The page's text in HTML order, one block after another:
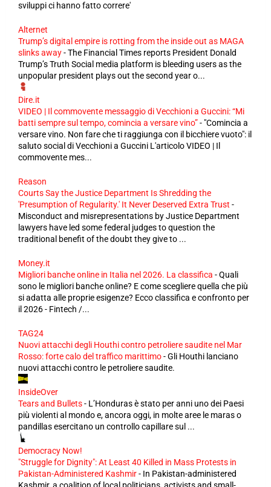
sviluppi ci hanno fatto correre'
Alternet
Trump’s digital empire is rotting from the inside out as MAGA
slinks away-The Financial Times reports President Donald
Trump’s Truth Social media platform is bleeding users as the
unpopular president plays out the second year o...
Dire.it
VIDEO | Il commovente messaggio di Vecchioni a Guccini: “Mi
batti sempre sul tempo, comincia a versare vino”- "Comincia a
versare vino. Non fare che ti raggiunga con il bicchiere vuoto": il
saluto social di Vecchioni a Guccini L'articolo VIDEO | Il
commovente mes...
Reason
Courts Say the Justice Department Is Shredding the
'Presumption of Regularity.' It Never Deserved Extra Trust -
Misconduct and misrepresentations by Justice Department
lawyers have led some federal judges to question the
traditional benefit of the doubt they give to ...
Money.it
Migliori banche online in Italia nel 2026. La classifica -Quali
sono le migliori banche online? E come scegliere quella che più
si adatta alle proprie esigenze? Ecco classifica e confronto per
il 2026 - Fintech /...
TAG24
Nuovi attacchi degli Houthi contro petroliere saudite nel Mar
Rosso: forte calo del traffico marittimo-Gli Houthi lanciano
nuovi attacchi contro le petroliere saudite.
InsideOver
Tears and Bullets- L’Honduras è stato per anni uno dei Paesi
più violenti al mondo e, ancora oggi, in molte aree le maras o
pandillas esercitano un controllo capillare sul ...
Democracy Now!
"Struggle for Dignity": At Least 40 Killed in Mass Protests in
Pakistan-Administered Kashmir- In Pakistan-administered